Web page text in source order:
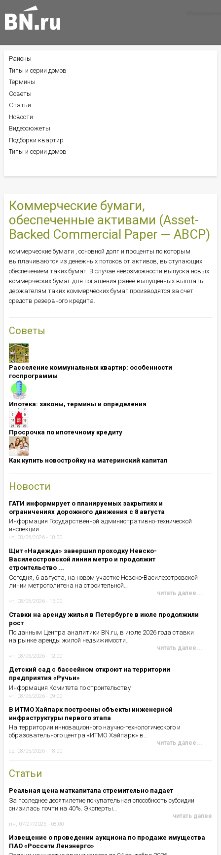
Коммерческие бумаги,
обеспеченные активами (Asset-
Backed Commercial Paper — АВСР)
коммерческие бумаги , основной долг и проценты по которым
выплачиваются из денежных потоков от активов, выступающих
обеспечением таких бумаг. В случае невозможности выпуска новых
коммерческих бумаг для погашения ранее выпущенных выплаты
держателям таких коммерческих бумаг производятся за счет
средств резервного кредита.
Советы
Расселение коммунальных квартир: особенности
госпрограммы
Ипотека: ​​​​​​​законы, термины и определения
Просрочка по ипотечному кредиту
Как купить новостройку на материнский капитал
Новости
ГАТИ информирует о планируемых закрытиях и
ограничениях дорожного движения с 8 августа
Информация Государственной административно-технической
инспекции
чт, 08/06/2026 - 18:00
Щит «Надежда» завершил проходку Невско-
Василеостровской линии метро и продолжит
строительство ...
Сегодня, 6 августа, на новом участке Невско-Василеостровской
линии метрополитена на строительной…
читать далее...
чт, 08/06/2026 - 15:00
Ставки на аренду жилья в Петербурге в июле продолжили
рост
По данным Центра аналитики BN.ru, в июле 2026 года ставки
на рынке аренды жилой недвижимости…
читать далее...
чт, 08/06/2026 - 12:00
Детский сад с бассейном откроют на территории
предприятия «Ручьи»
Информация Комитета по строительству
чт, 08/06/2026 - 09:00
В ИТМО Хайпарк построены объекты инженерной
инфраструктуры первого этапа
На территории инновационного научно-технологического и
образовательного центра «ИТМО Хайпарк» в…
читать далее...
ср, 08/05/2026 - 18:00
Статьи
Реальная цена маткапитала стремительно падает
За последнее десятилетие покупательная способность субсидии
снизилась почти на 40%. Эксперты…
читать далее
пн, 07/27/2026 - 08:00
Извещение о проведении аукциона по продаже имущества
ПАО «Россети Ленэнерго»
БОКОВОЕ
МЕНЮ
Районы
Типы и серии домов
Термины
Советы
Статьи
Новости
Видеосюжеты
Подборки квартир
Типы и серии домов